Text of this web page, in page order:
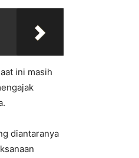
ini masih
diantaranya